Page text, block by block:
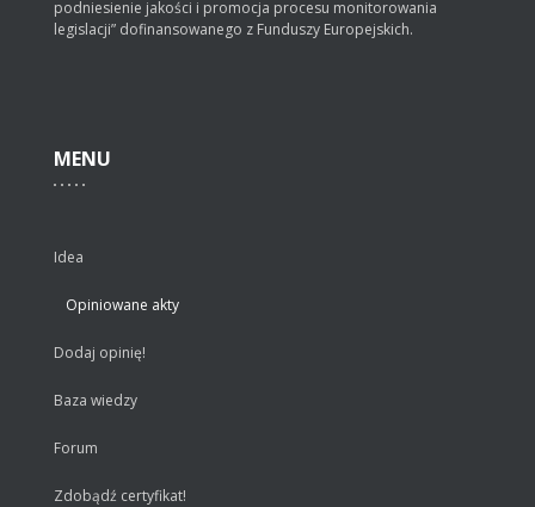
podniesienie jakości i promocja procesu monitorowania
legislacji” dofinansowanego z Funduszy Europejskich.
MENU
Idea
Opiniowane akty
Dodaj opinię!
Baza wiedzy
Forum
Zdobądź certyfikat!